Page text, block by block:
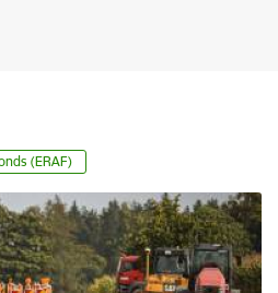
(ERAF)